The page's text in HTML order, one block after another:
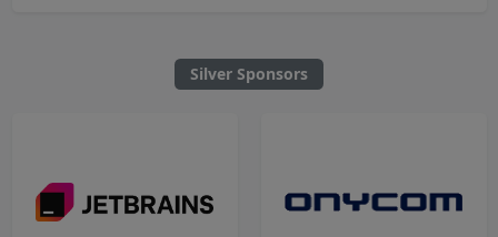
Silver Sponsors